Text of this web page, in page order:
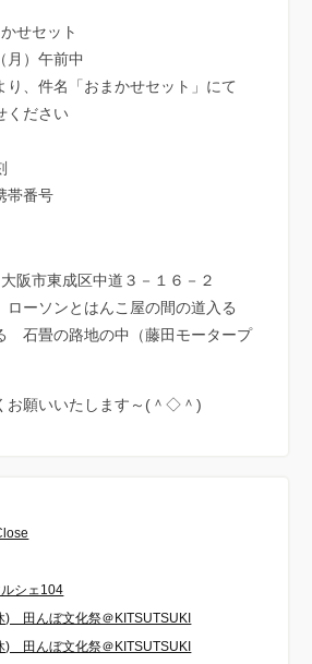
せセット
月）午前中
り、件名「おまかせセット」にて
ください
帯番号
阪市東成区中道３－１６－２
ーソンとはんこ屋の間の道入る
石畳の路地の中（藤田モータープ
願いいたします～(＾◇＾)
シェ104
) 田んぼ文化祭＠KITSUTSUKI
) 田んぼ文化祭＠KITSUTSUKI